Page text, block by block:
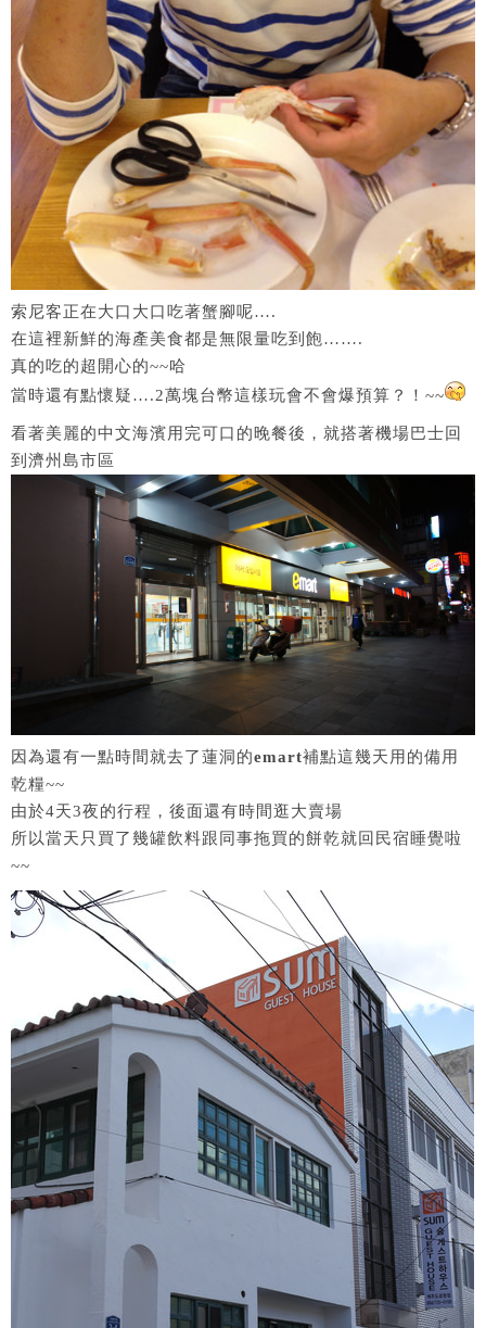
索尼客正在大口大口吃著蟹腳呢….
在這裡新鮮的海產美食都是無限量吃到飽…….
真的吃的超開心的~~哈
當時還有點懷疑….2萬塊台幣這樣玩會不會爆預算？！~~
看著美麗的中文海濱用完可口的晚餐後，就搭著機場巴士回
到濟州島市區
因為還有一點時間就去了蓮洞的emart補點這幾天用的備用
乾糧~~
由於4天3夜的行程，後面還有時間逛大賣場
所以當天只買了幾罐飲料跟同事拖買的餅乾就回民宿睡覺啦
~~